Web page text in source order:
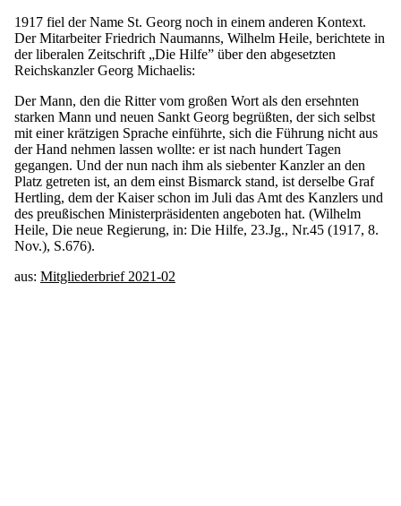
1917 fiel der Name St. Georg noch in einem anderen Kontext.
Der Mitarbeiter Friedrich Naumanns, Wilhelm Heile, berichtete in
der liberalen Zeitschrift „Die Hilfe” über den abgesetzten
Reichskanzler Georg Michaelis:
Der Mann, den die Ritter vom großen Wort als den ersehnten
starken Mann und neuen Sankt Georg begrüßten, der sich selbst
mit einer krätzigen Sprache einführte, sich die Führung nicht aus
der Hand nehmen lassen wollte: er ist nach hundert Tagen
gegangen. Und der nun nach ihm als siebenter Kanzler an den
Platz getreten ist, an dem einst Bismarck stand, ist derselbe Graf
Hertling, dem der Kaiser schon im Juli das Amt des Kanzlers und
des preußischen Ministerpräsidenten angeboten hat. (Wilhelm
Heile, Die neue Regierung, in: Die Hilfe, 23.Jg., Nr.45 (1917, 8.
Nov.), S.676).
aus: Mitgliederbrief 2021-02